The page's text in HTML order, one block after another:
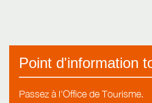
Point d'information
Passez à l'Office de Tourisme.